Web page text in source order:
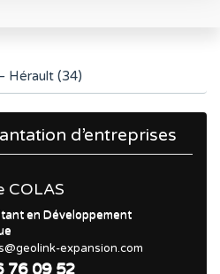
Hérault (34)
d’entreprises
COLAS
en Développement
expansion.com
76 09 52